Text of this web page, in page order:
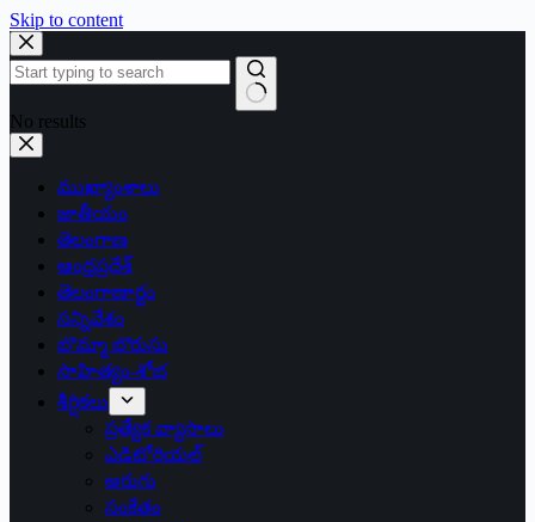
Skip to content
No results
ముఖ్యాంశాలు
జాతీయం
తెలంగాణ
ఆంధ్రప్రదేశ్
తెలంగాణార్థం
సన్నివేశం
బొమ్మా బొరుసు
సాహిత్యం-శోభ
శీర్షికలు
ప్రత్యేక వ్యాసాలు
ఎడిటోరియల్
అరుగు
సంకేతం